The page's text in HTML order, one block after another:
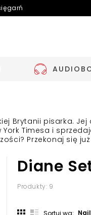
Brytanii pisarka.
Timesa i
Przekonaj się
Diane
Produkty: 9
Sortuj wg: